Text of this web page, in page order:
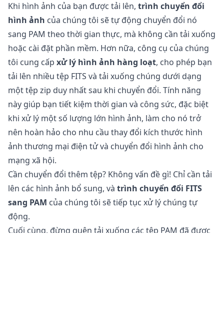
Khi hình ảnh của bạn được tải lên, trình chuyển đổi
hình ảnh của chúng tôi sẽ tự động chuyển đổi nó
sang PAM theo thời gian thực, mà không cần tải xuống
hoặc cài đặt phần mềm. Hơn nữa, công cụ của chúng
tôi cung cấp xử lý hình ảnh hàng loạt, cho phép bạn
tải lên nhiều tệp FITS và tải xuống chúng dưới dạng
một tệp zip duy nhất sau khi chuyển đổi. Tính năng
này giúp bạn tiết kiệm thời gian và công sức, đặc biệt
khi xử lý một số lượng lớn hình ảnh, làm cho nó trở
nên hoàn hảo cho nhu cầu thay đổi kích thước hình
ảnh thương mại điện tử và chuyển đổi hình ảnh cho
mạng xã hội.
Cần chuyển đổi thêm tệp? Không vấn đề gì! Chỉ cần tải
lên các hình ảnh bổ sung, và trình chuyển đổi FITS
sang PAM của chúng tôi sẽ tiếp tục xử lý chúng tự
động.
Cuối cùng, đừng quên tải xuống các tệp PAM đã được